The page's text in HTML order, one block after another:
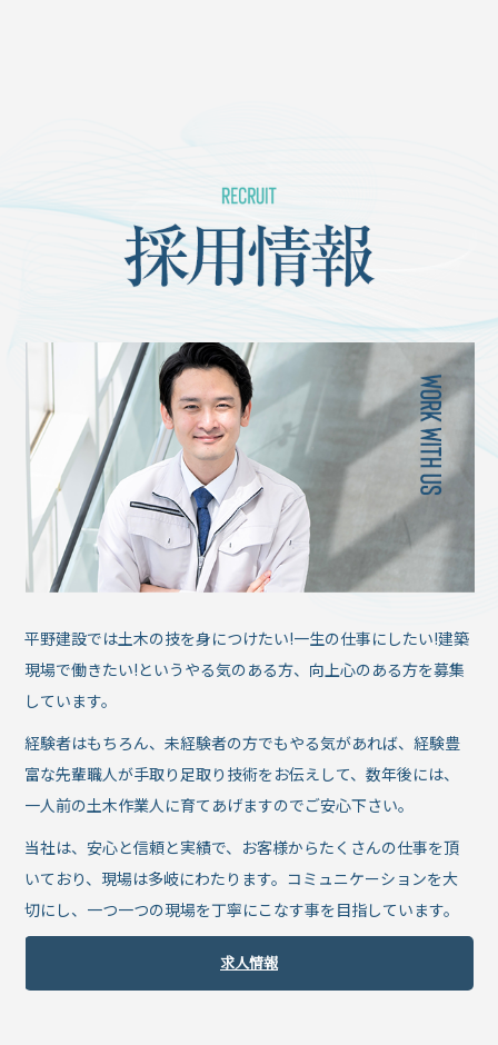
平野建設では土木の技を身につけたい!一生の仕事にしたい!建築
現場で働きたい!というやる気のある方、向上心のある方を募集
しています。
経験者はもちろん、未経験者の方でもやる気があれば、経験豊
富な先輩職人が手取り足取り技術をお伝えして、数年後には、
一人前の土木作業人に育てあげますのでご安心下さい。
当社は、安心と信頼と実績で、お客様からたくさんの仕事を頂
いており、現場は多岐にわたります。コミュニケーションを大
切にし、一つ一つの現場を丁寧にこなす事を目指しています。
求人情報